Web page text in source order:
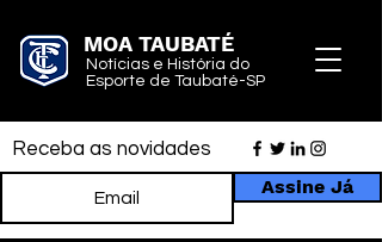
MOA TAUBATÉ
Notícias e História do
Esporte de Taubaté-SP
Receba as novidades
Assine Já